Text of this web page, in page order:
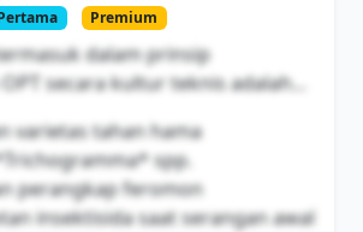
Akses
Premium
dalam prinsip
secara kultur teknis adalah...
varietas tahan hama
spp.
perangkap feromon
insektisida saat serangan awal